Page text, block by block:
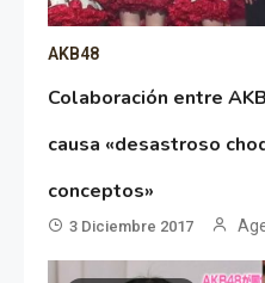
AKB48
Colaboración entre
causa «desastroso
conceptos»
3 Diciembre 2017